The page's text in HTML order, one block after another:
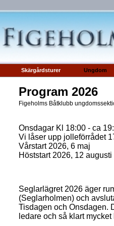
Skärgårdsturer Ungdom
Program 2026
Figeholms Båtklubb
Onsdagar Kl 18:00 - ca
Vi låser upp jolleförrådet
Vårstart 2026, 6 maj
Höststart 2026, 12 augusti
Seglarlägret 2026 äger
(Seglarholmen) och
Tisdagen och Onsdagen.
ledare och så klart